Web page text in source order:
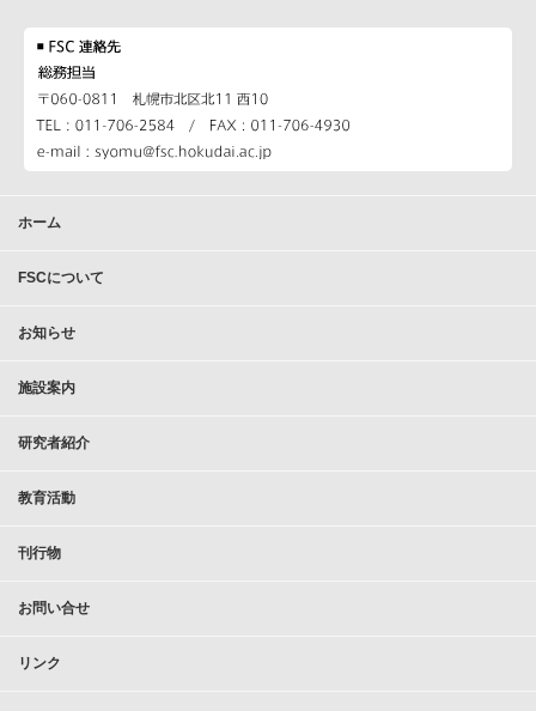
ホーム
FSCについて
お知らせ
施設案内
研究者紹介
教育活動
刊行物
お問い合せ
リンク